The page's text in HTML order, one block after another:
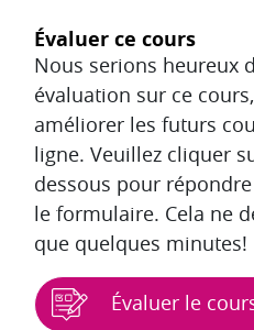
Évaluer ce cours
Nous serions heureux
évaluation sur ce
améliorer les futurs
ligne. Veuillez cliquer
dessous pour
le formulaire. Cela ne
que quelques minutes!
Évaluer le